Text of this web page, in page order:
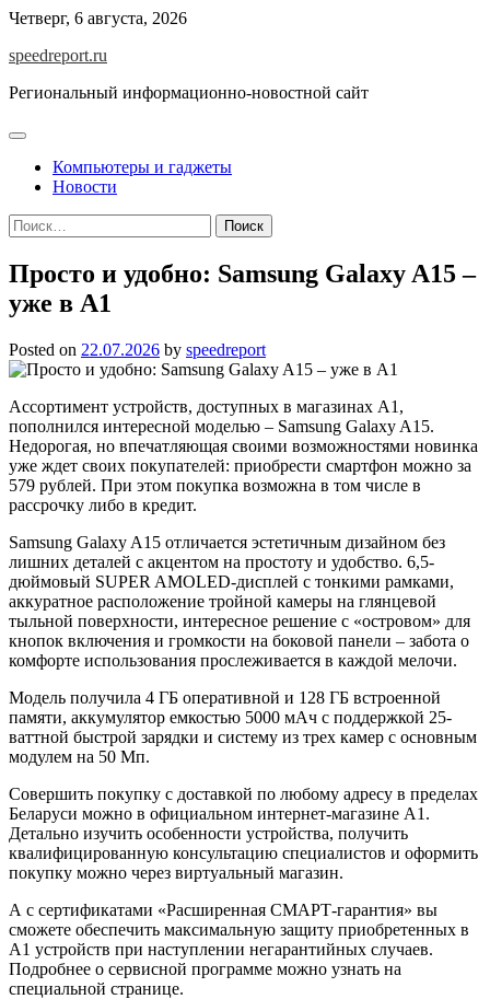
Skip
content
Четверг, 6 августа, 2026
speedreport.ru
Региональный информационно-новостной сайт
Компьютеры и гаджеты
Новости
Найти:
Просто и удобно: Samsung Galaxy A15 –
уже в А1
Posted on 22.07.2026 by speedreport
Ассортимент устройств, доступных в магазинах А1,
пополнился интересной моделью – Samsung Galaxy A15.
Недорогая, но впечатляющая своими возможностями новинка
уже ждет своих покупателей: приобрести смартфон можно за
579 рублей. При этом покупка возможна в том числе в
рассрочку либо в кредит.
Samsung Galaxy A15 отличается эстетичным дизайном без
лишних деталей с акцентом на простоту и удобство. 6,5-
дюймовый SUPER AMOLED-дисплей с тонкими рамками,
аккуратное расположение тройной камеры на глянцевой
тыльной поверхности, интересное решение с «островом» для
кнопок включения и громкости на боковой панели – забота о
комфорте использования прослеживается в каждой мелочи.
Модель получила 4 ГБ оперативной и 128 ГБ встроенной
памяти, аккумулятор емкостью 5000 мАч с поддержкой 25-
ваттной быстрой зарядки и систему из трех камер с основным
модулем на 50 Мп.
Совершить покупку с доставкой по любому адресу в пределах
Беларуси можно в официальном интернет-магазине А1.
Детально изучить особенности устройства, получить
квалифицированную консультацию специалистов и оформить
покупку можно через виртуальный магазин.
А с сертификатами «Расширенная СМАРТ-гарантия» вы
сможете обеспечить максимальную защиту приобретенных в
А1 устройств при наступлении негарантийных случаев.
Подробнее о сервисной программе можно узнать на
специальной странице.